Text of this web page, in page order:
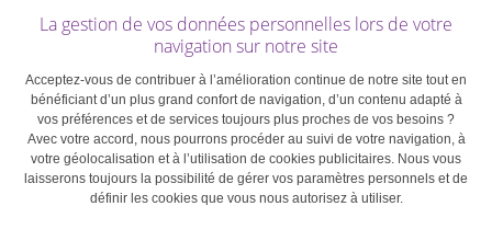
gestion discrétionnaire.
La plupart des grandes banques luxembourgeoises
proposent les deux possibilités, qui – contrairement à
une idée courante – ne s’adressent pas uniquement aux
clients de banque privée.
La gestion de vos données personnelles lors de votre
navigation sur notre site
Acceptez-vous de contribuer à l’amélioration continue de notre site tout en
bénéficiant d’un plus grand confort de navigation, d’un contenu adapté à
vos préférences et de services toujours plus proches de vos besoins ?
Avec votre accord, nous pourrons procéder au suivi de votre navigation, à
votre géolocalisation et à l’utilisation de cookies publicitaires. Nous vous
laisserons toujours la possibilité de gérer vos paramètres personnels et de
définir les cookies que vous nous autorisez à utiliser.